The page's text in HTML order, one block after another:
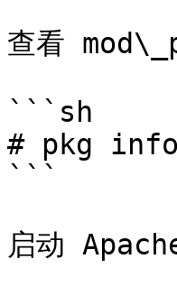
查看
```sh
# pkg info
```
启动